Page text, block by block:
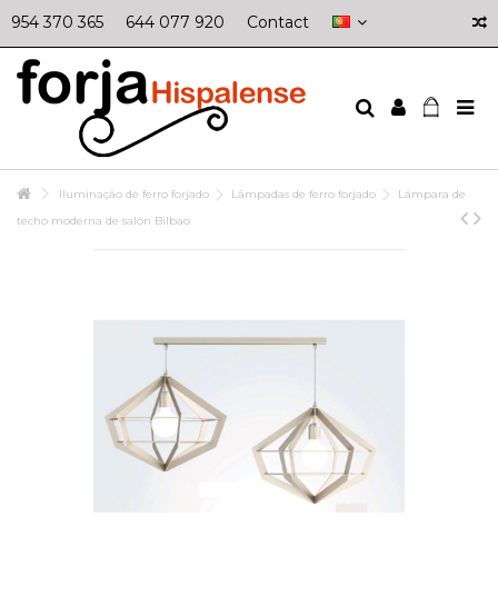
954 370 365 644 077 920 Contact
Iluminação de ferro forjado Lâmpadas de ferro forjado
Lámpara de
techo moderna de salón Bilbao